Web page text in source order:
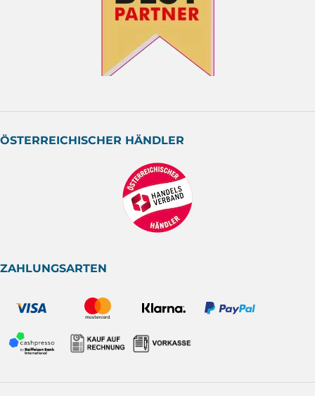
ÖSTERREICHISCHER HÄNDLER
ZAHLUNGSARTEN